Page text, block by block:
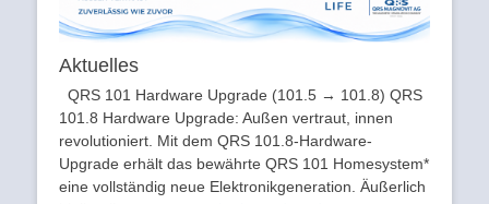
Aktuelles
QRS 101 Hardware Upgrade (101.5 → 101.8) QRS
101.8 Hardware Upgrade: Außen vertraut, innen
revolutioniert. Mit dem QRS 101.8-Hardware-
Upgrade erhält das bewährte QRS 101 Homesystem*
eine vollständig neue Elektronikgeneration. Äußerlich